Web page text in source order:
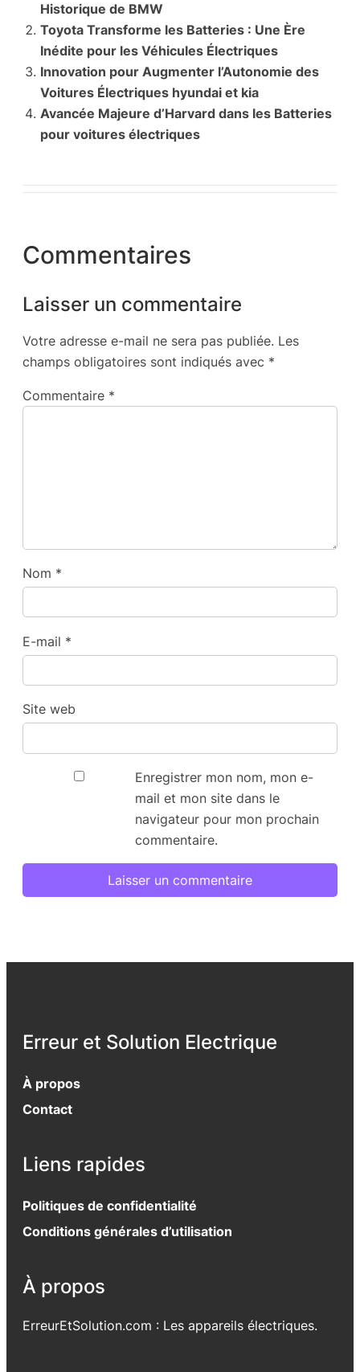
Historique de BMW
Toyota Transforme les Batteries : Une Ère
Inédite pour les Véhicules Électriques
Innovation pour Augmenter l’Autonomie des
Voitures Électriques hyundai et kia
Avancée Majeure d’Harvard dans les Batteries
pour voitures électriques
Commentaires
Laisser un commentaire
Votre adresse e-mail ne sera pas publiée. Les
champs obligatoires sont indiqués avec *
Commentaire *
Nom *
E-mail *
Site web
Enregistrer mon nom, mon e-
mail et mon site dans le
navigateur pour mon prochain
commentaire.
Erreur et Solution Electrique
À propos
Contact
Liens rapides
Politiques de confidentialité
Conditions générales d’utilisation
À propos
ErreurEtSolution.com : Les appareils électriques.